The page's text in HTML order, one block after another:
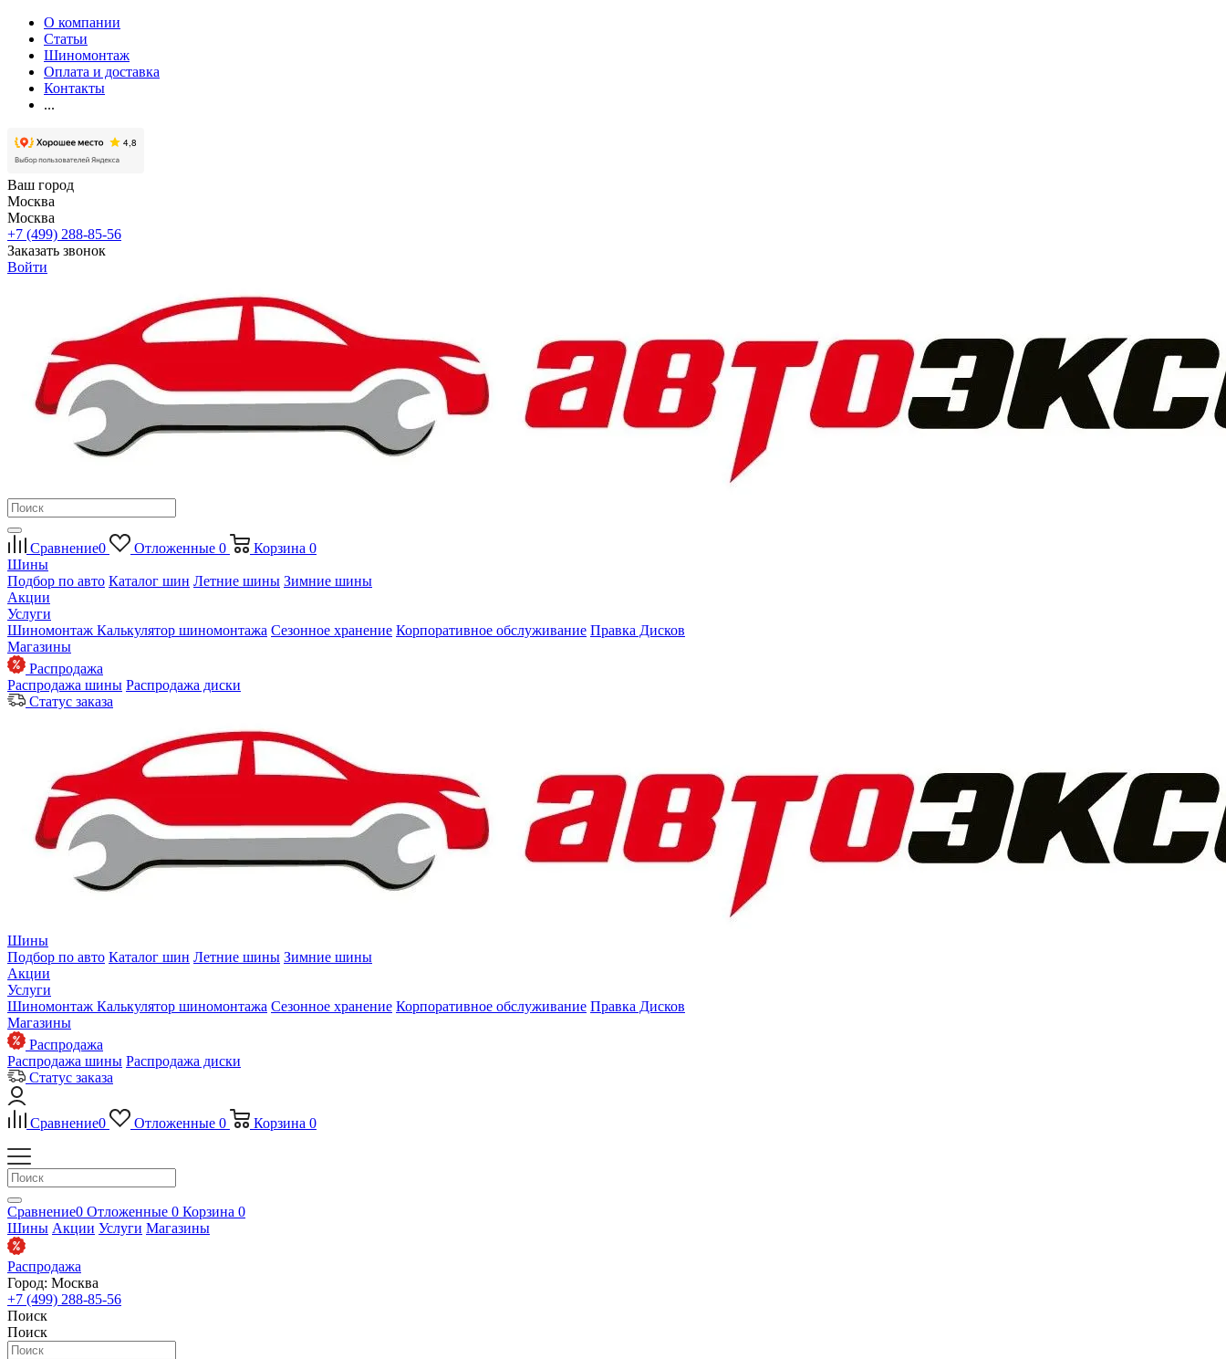
О компании
Статьи
Шиномонтаж
Оплата и доставка
Контакты
...
Ваш город
Москва
Москва
+7 (499) 288-85-56
Заказать звонок
Войти
Сравнение0 Отложенные 0 Корзина 0
Шины
Подбор по авто Каталог шин Летние шины Зимние шины
Акции
Услуги
Шиномонтаж Калькулятор шиномонтажа Сезонное хранение Корпоративное обслуживание Правка Дисков
Магазины
Распродажа
Распродажа шины Распродажа диски
Статус заказа
Шины
Подбор по авто Каталог шин Летние шины Зимние шины
Акции
Услуги
Шиномонтаж Калькулятор шиномонтажа Сезонное хранение Корпоративное обслуживание Правка Дисков
Магазины
Распродажа
Распродажа шины Распродажа диски
Статус заказа
Сравнение0 Отложенные 0 Корзина 0
Сравнение0 Отложенные 0 Корзина 0
Шины Акции Услуги Магазины
Распродажа
Город: Москва
+7 (499) 288-85-56
Поиск
Поиск